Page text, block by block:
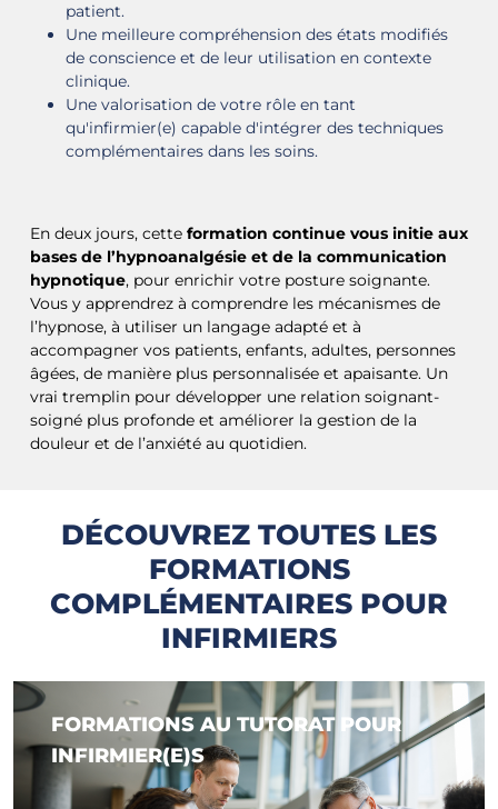
patient.
Une meilleure compréhension des états modifiés
de conscience et de leur utilisation en contexte
clinique.
Une valorisation de votre rôle en tant
qu'infirmier(e) capable d'intégrer des techniques
complémentaires dans les soins.
En deux jours, cette formation continue vous initie aux
bases de l’hypnoanalgésie et de la communication
hypnotique, pour enrichir votre posture soignante.
Vous y apprendrez à comprendre les mécanismes de
l’hypnose, à utiliser un langage adapté et à
accompagner vos patients, enfants, adultes, personnes
âgées, de manière plus personnalisée et apaisante. Un
vrai tremplin pour développer une relation soignant-
soigné plus profonde et améliorer la gestion de la
douleur et de l’anxiété au quotidien.
DÉCOUVREZ TOUTES LES
FORMATIONS
COMPLÉMENTAIRES POUR
INFIRMIERS
FORMATIONS AU TUTORAT POUR
INFIRMIER(E)S